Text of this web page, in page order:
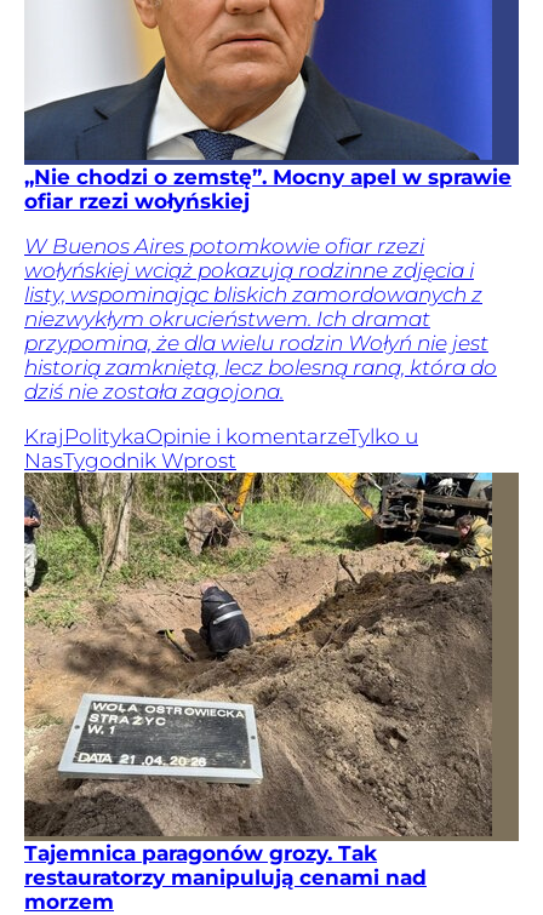
„Nie chodzi o zemstę”. Mocny apel w sprawie
ofiar rzezi wołyńskiej
W Buenos Aires potomkowie ofiar rzezi
wołyńskiej wciąż pokazują rodzinne zdjęcia i
listy, wspominając bliskich zamordowanych z
niezwykłym okrucieństwem. Ich dramat
przypomina, że dla wielu rodzin Wołyń nie jest
historią zamkniętą, lecz bolesną raną, która do
dziś nie została zagojona.
Kraj PolitykaOpinie i komentarzeTylko u
NasTygodnik Wprost
Tajemnica paragonów grozy. Tak
restauratorzy manipulują cenami nad
morzem